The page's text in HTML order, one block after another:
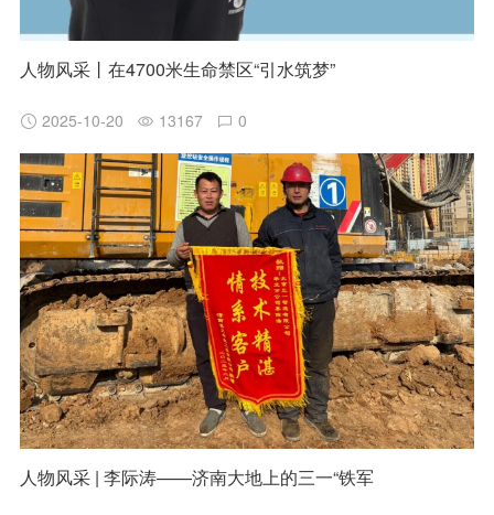
人物风采丨在4700米生命禁区“引水筑梦”
2025-10-20 13167 0
人物风采 | 李际涛——济南大地上的三一“铁军